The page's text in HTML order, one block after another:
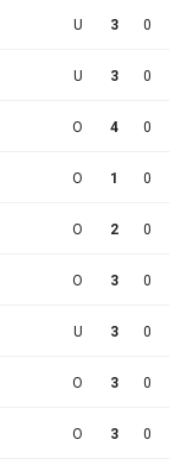
U 3 0
U 3 0
O 4 0
O 1 0
O 2 0
O 3 0
U 3 0
O 3 0
O 3 0